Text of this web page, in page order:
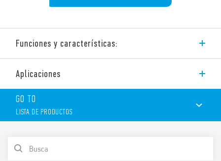
Funciones y características:
Aplicaciones
GO TO
LISTA DE PRODUCTOS
LISTA DE PRODUCTOS